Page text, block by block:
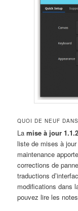
QUOI DE NEUF
Lamise à jour 1.1.2
liste de mises à
maintenance
corrections de
traductions
modifications dans
pouvez lire les